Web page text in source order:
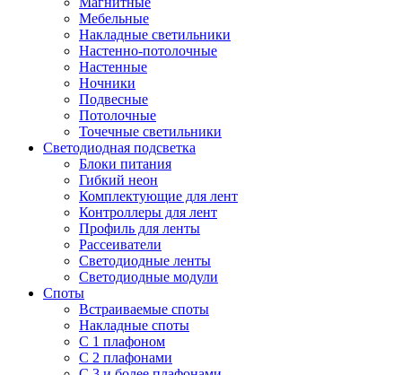
Мебельные
Накладные светильники
Настенно-потолочные
Настенные
Ночники
Подвесные
Потолочные
Точечные светильники
Светодиодная подсветка
Блоки питания
Гибкий неон
Комплектующие для лент
Контроллеры для лент
Профиль для ленты
Рассеиватели
Светодиодные ленты
Светодиодные модули
Споты
Встраиваемые споты
Накладные споты
С 1 плафоном
С 2 плафонами